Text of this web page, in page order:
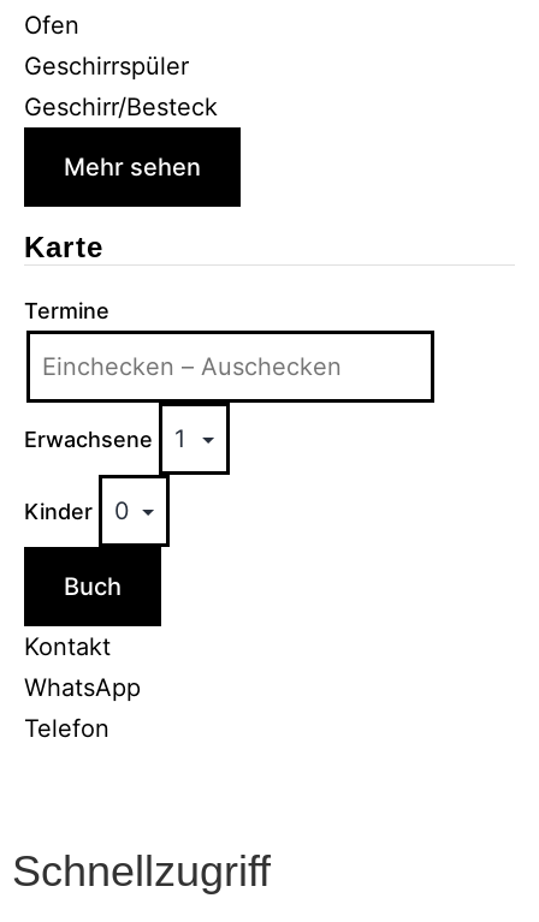
Ofen
Geschirrspüler
Geschirr/Besteck
Mehr sehen
Karte
Termine
Erwachsene
Kinder
Buch
Kontakt
WhatsApp
Telefon
Schnellzugriff